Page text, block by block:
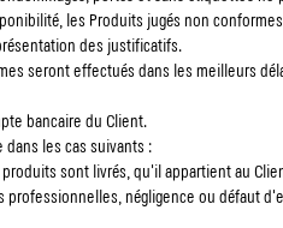
les Produits jugés non
des justificatifs.
seront effectués dans les meilleurs
bancaire du Client.
dans les cas suivants :
sont livrés, qu'il appartient au
négligence ou défaut